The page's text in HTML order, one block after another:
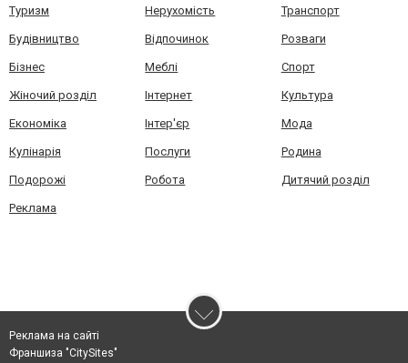
Туризм Нерухомість Транспорт
Будівництво Відпочинок Розваги
Бізнес Меблі Спорт
Жіночий розділ Інтернет Культура
Економіка Інтер'єр Мода
Кулінарія Послуги Родина
Подорожі Робота Дитячий розділ
Реклама
Реклама на сайті
Франшиза "CitySites"